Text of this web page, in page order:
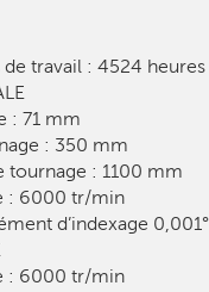
travail : 4524 heures
: 71 mm
: 350 mm
tournage : 1100 mm
: 6000 tr/min
d’indexage 0,001°
: 6000 tr/min